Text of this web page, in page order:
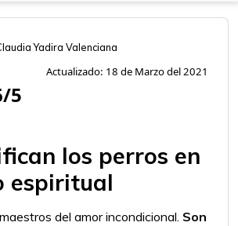
Yadira Valenciana
Actualizado: 18 de Marzo del 2021
5
los perros en
espiritual
maestros del amor incondicional. Son